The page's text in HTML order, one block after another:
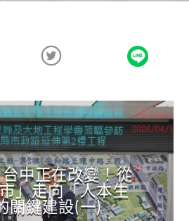
中正在改變！從
」走向「人本生
關鍵建設(一)